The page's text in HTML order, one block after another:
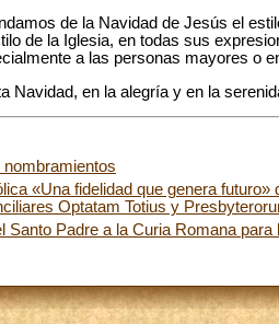
de la Navidad de Jesús el
de la Iglesia, en todas sus
a las personas mayores o
Navidad, en la alegría y en la
nombramientos
«Una fidelidad que genera
Optatam Totius y
Santo Padre a la Curia Romana